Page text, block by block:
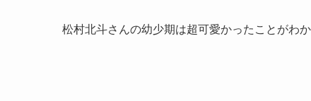
松村北斗さんの幼少期は超可愛かったことがわか